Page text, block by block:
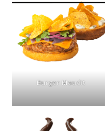
Burger Maudit